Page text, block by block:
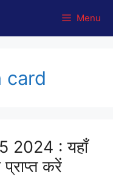
Menu
card
2024 : यहाँ
करें